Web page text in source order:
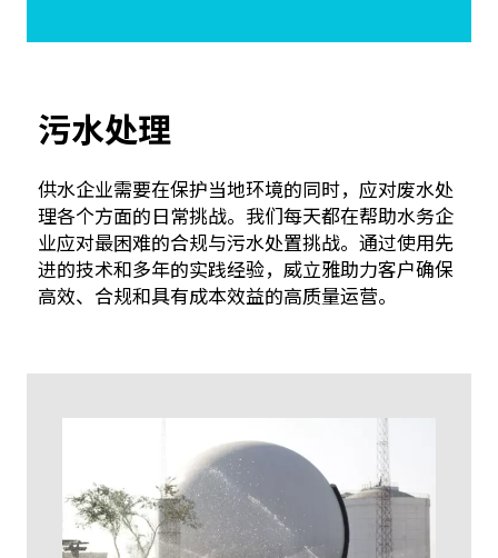
污水处理
供水企业需要在保护当地环境的同时，应对废水处
理各个方面的日常挑战。我们每天都在帮助水务企
业应对最困难的合规与污水处置挑战。通过使用先
进的技术和多年的实践经验，威立雅助力客户确保
高效、合规和具有成本效益的高质量运营。